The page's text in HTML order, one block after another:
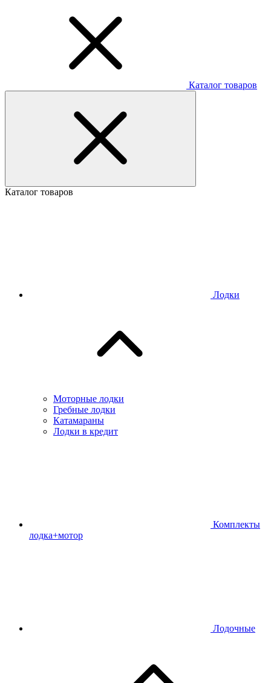
Каталог товаров
Каталог товаров
Лодки
Моторные лодки
Гребные лодки
Катамараны
Лодки в кредит
Комплекты
лодка+мотор
Лодочные